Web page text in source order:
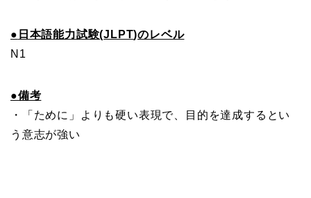
● 日本語能力試験(JLPT)のレベル
N1
●備考
・「ために」よりも硬い表現で、目的を達成するとい
う意志が強い